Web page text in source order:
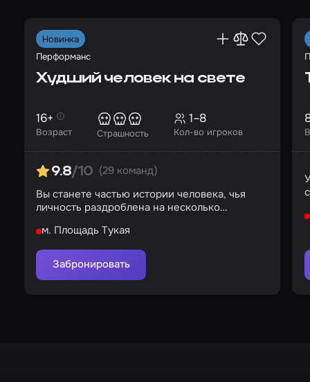
Новинка
Перформанс
Худший человек на свете
Возраст
16+
Страшность Кол-во игроков
1–8
9.8/10 (29 команд)
Вы станете частью истории человека, чья
личность раздроблена на несколько
м. Площадь Тукая
Забронировать